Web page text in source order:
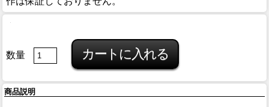
数量
商品説明